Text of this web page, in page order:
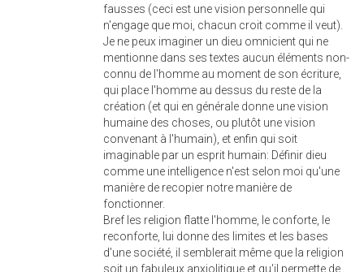
fausses (ceci est une vision personnelle qui
n'engage que moi, chacun croit comme il veut).
Je ne peux imaginer un dieu omnicient qui ne
mentionne dans ses textes aucun éléments non-
connu de l'homme au moment de son écriture,
qui place l'homme au dessus du reste de la
création (et qui en générale donne une vision
humaine des choses, ou plutôt une vision
convenant à l'humain), et enfin qui soit
imaginable par un esprit humain: Définir dieu
comme une intelligence n'est selon moi qu'une
manière de recopier notre manière de
fonctionner.
Bref les religion flatte l'homme, le conforte, le
reconforte, lui donne des limites et les bases
d'une société, il semblerait même que la religion
soit un fabuleux anxiolitique et qu'il permette de